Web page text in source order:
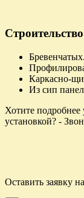
Бревенчатых.
Каркасно-
Из сип
Хотите подробнее
установкой? -
Оставить заявку